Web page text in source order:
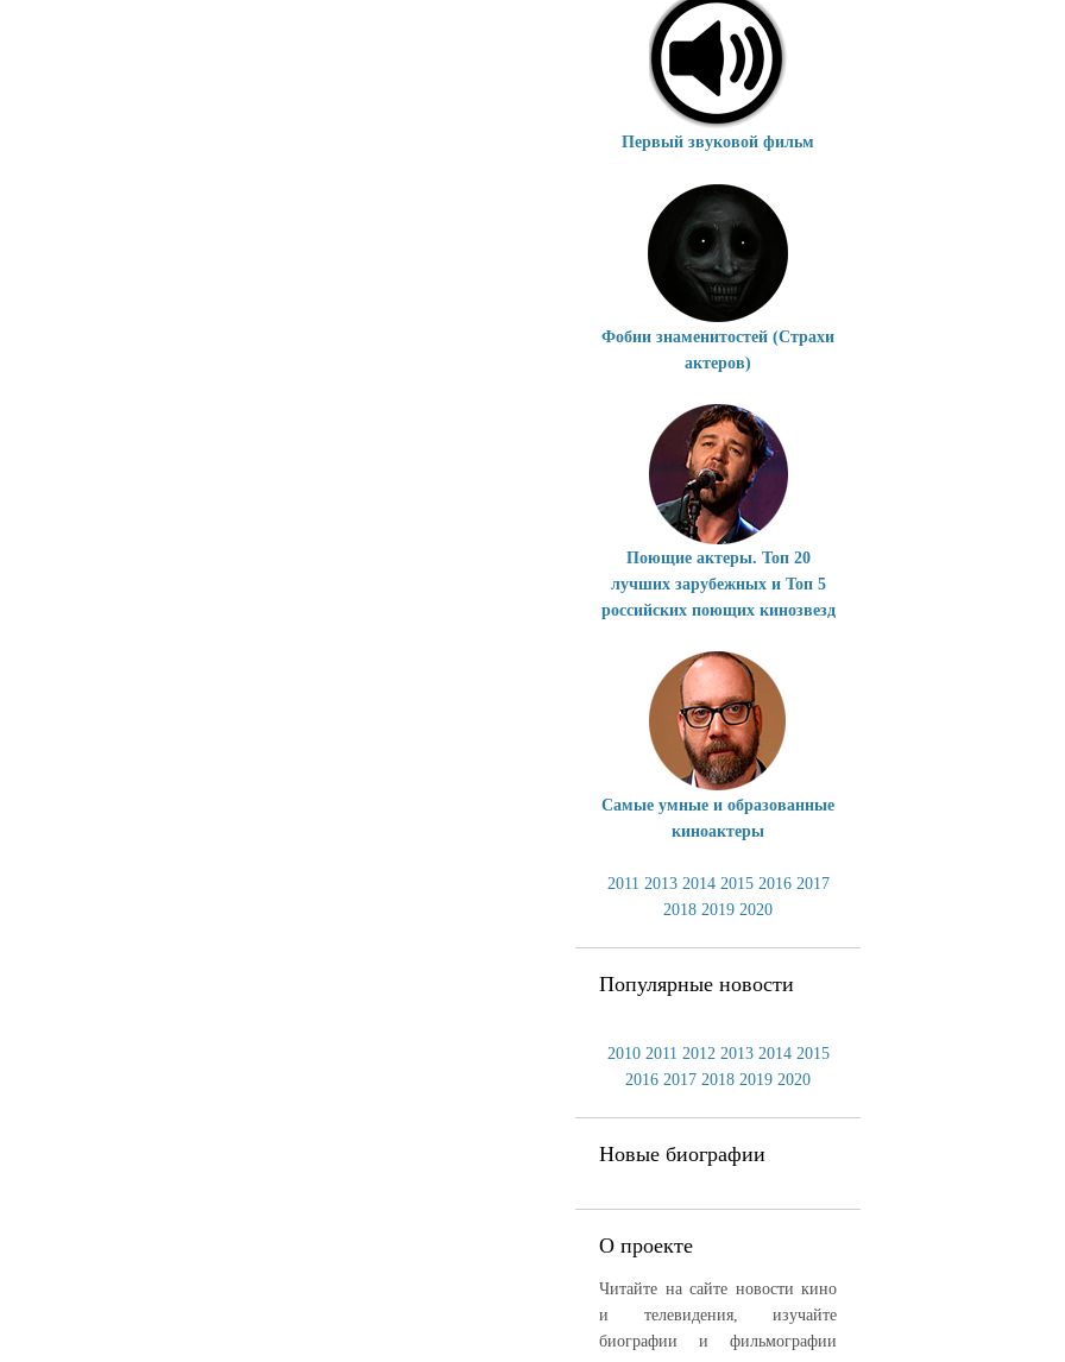
Первый звуковой фильм
Фобии знаменитостей (Страхи
актеров)
Поющие актеры. Топ 20
лучших зарубежных и Топ 5
российских поющих кинозвезд
Самые умные и образованные
киноактеры
2011 2013 2014 2015 2016 2017
2018 2019 2020
Популярные новости
2010 2011 2012 2013 2014 2015
2016 2017 2018 2019 2020
Новые биографии
О проекте
Читайте на сайте новости кино
и телевидения, изучайте
биографии и фильмографии